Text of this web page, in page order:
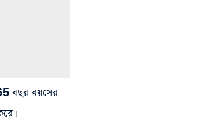
বছর বয়সের